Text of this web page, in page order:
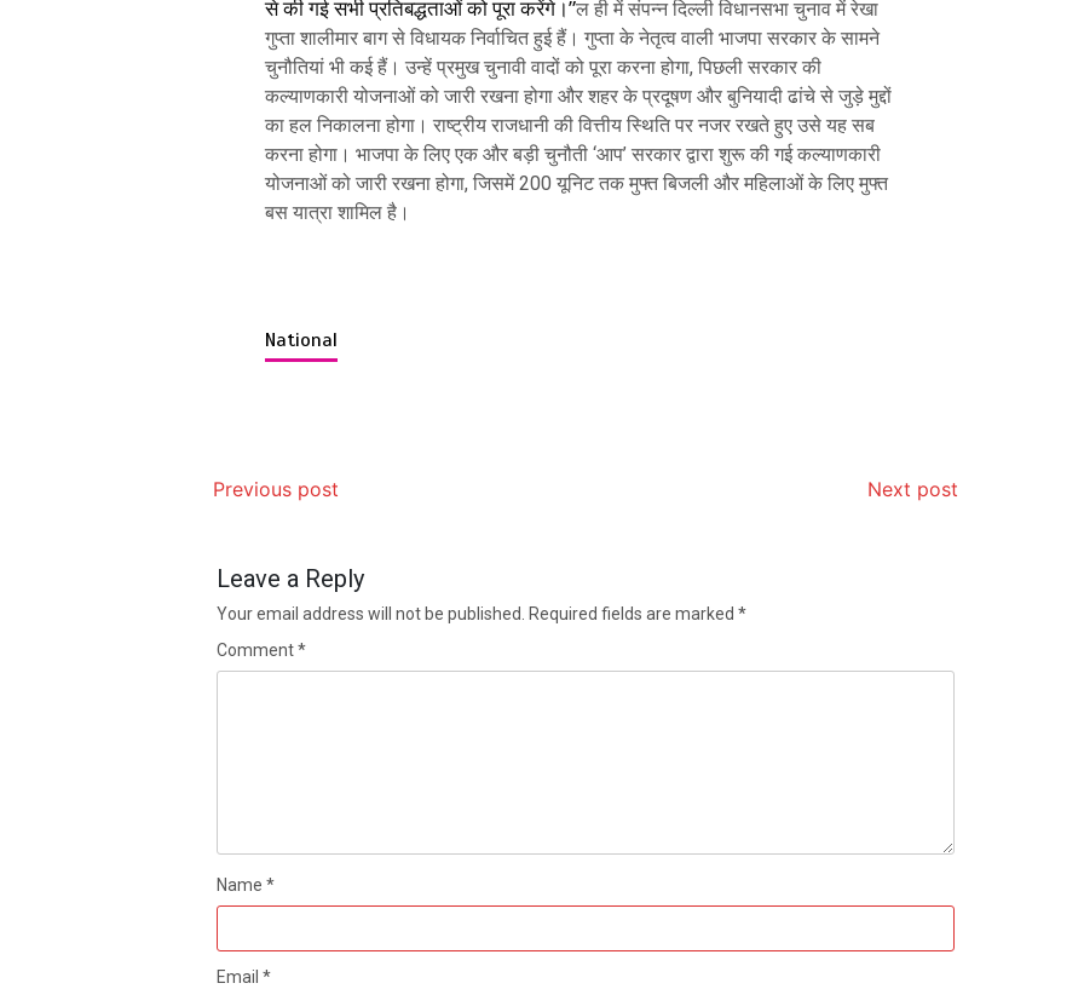
से की गई सभी प्रतिबद्धताओं को पूरा करेंगे।”ल ही में संपन्न दिल्ली विधानसभा चुनाव में रेखा
गुप्ता शालीमार बाग से विधायक निर्वाचित हुई हैं। गुप्ता के नेतृत्व वाली भाजपा सरकार के सामने
चुनौतियां भी कई हैं। उन्हें प्रमुख चुनावी वादों को पूरा करना होगा, पिछली सरकार की
कल्याणकारी योजनाओं को जारी रखना होगा और शहर के प्रदूषण और बुनियादी ढांचे से जुड़े मुद्दों
का हल निकालना होगा। राष्ट्रीय राजधानी की वित्तीय स्थिति पर नजर रखते हुए उसे यह सब
करना होगा। भाजपा के लिए एक और बड़ी चुनौती ‘आप’ सरकार द्वारा शुरू की गई कल्याणकारी
योजनाओं को जारी रखना होगा, जिसमें 200 यूनिट तक मुफ्त बिजली और महिलाओं के लिए मुफ्त
बस यात्रा शामिल है।
National
Previous post Next post
Leave a Reply
Your email address will not be published. Required fields are marked *
Comment*
Name *
Email *